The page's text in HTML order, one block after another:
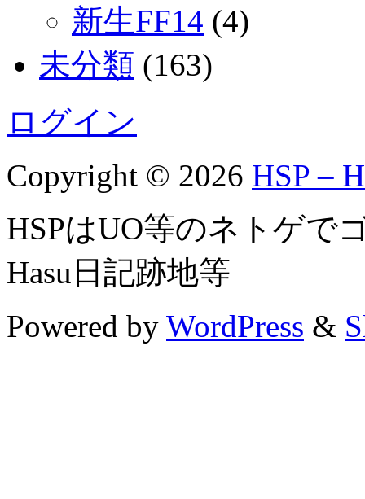
新生FF14 (4)
未分類 (163)
ログイン
Copyright © 2026 HSP –
HSPはUO等のネトゲで
Hasu日記跡地等
Powered by WordPress &